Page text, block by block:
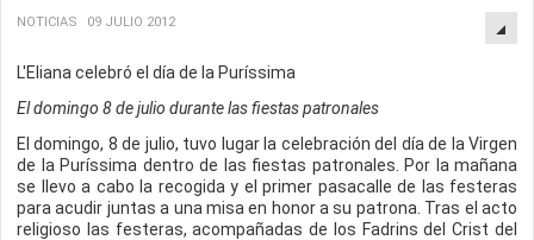
NOTICIAS 09 JULIO 2012
L'Eliana celebró el día de la Puríssima
El domingo 8 de julio durante las fiestas patronales
El domingo, 8 de julio, tuvo lugar la celebración del día de la Virgen
de la Puríssima dentro de las fiestas patronales. Por la mañana
se llevo a cabo la recogida y el primer pasacalle de las festeras
para acudir juntas a una misa en honor a su patrona. Tras el acto
religioso las festeras, acompañadas de los Fadrins del Crist del